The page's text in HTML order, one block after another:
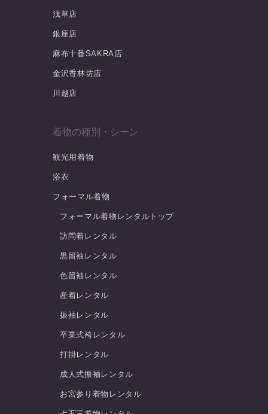
浅草店
銀座店
麻布十番SAKRA店
金沢香林坊店
川越店
着物の種別・シーン
観光用着物
浴衣
フォーマル着物
フォーマル着物レンタルトップ
訪問着レンタル
黒留袖レンタル
色留袖レンタル
産着レンタル
振袖レンタル
卒業式袴レンタル
打掛レンタル
成人式振袖レンタル
お宮参り着物レンタル